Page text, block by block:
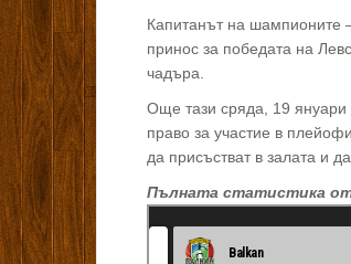
Капитанът на шампионите
принос за победата на
чадъра.
Още тази сряда, 19 януари
право за участие в
да присъстват в залата и
Пълната статистика